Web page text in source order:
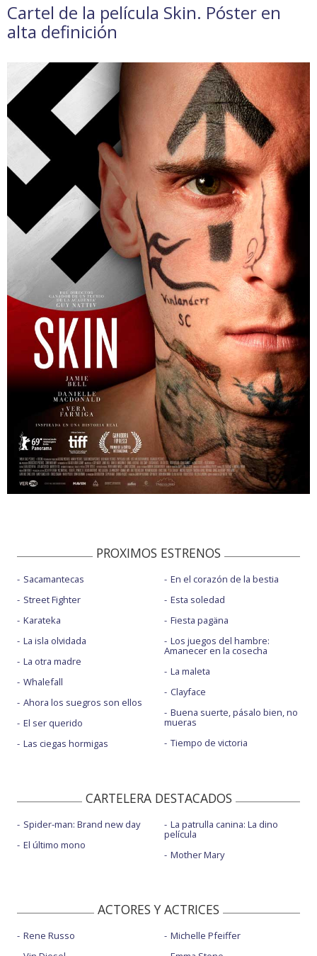
Cartel de la película Skin. Póster en
alta definición
PROXIMOS ESTRENOS
Sacamantecas
Street Fighter
Karateka
La isla olvidada
La otra madre
Whalefall
Ahora los suegros son ellos
El ser querido
Las ciegas hormigas
En el corazón de la bestia
Esta soledad
Fiesta pagäna
Los juegos del hambre:
Amanecer en la cosecha
La maleta
Clayface
Buena suerte, pásalo bien, no
mueras
Tiempo de victoria
CARTELERA DESTACADOS
Spider-man: Brand new day
El último mono
La patrulla canina: La dino
película
Mother Mary
ACTORES Y ACTRICES
Rene Russo
Michelle Pfeiffer